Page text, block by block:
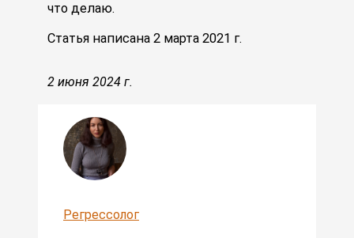
что делаю.
Статья написана 2 марта 2021 г.
2 июня 2024 г.
Регрессолог